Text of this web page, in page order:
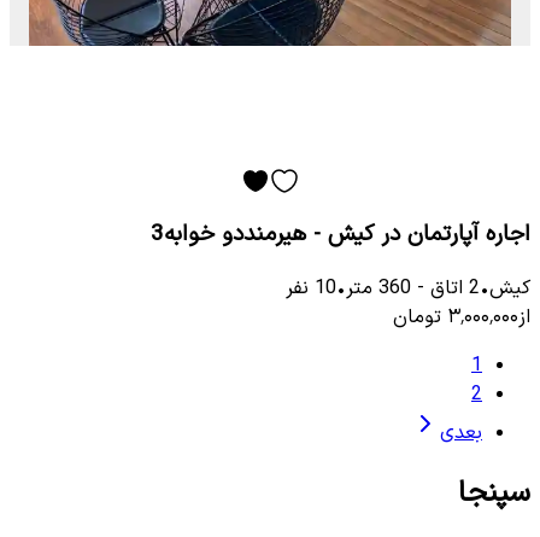
اجاره آپارتمان در کیش - هیرمنددو خوابه3
کیش•
2 اتاق -
360 متر•
10 نفر
از۳٬۰۰۰٬۰۰۰ تومان
1
2
بعدی
سپنجا